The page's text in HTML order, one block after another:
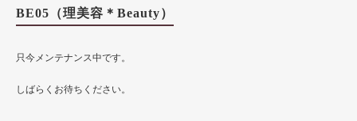
価格表・お支払方法
BE05（理美容＊Beauty）
只今メンテナンス中です。
しばらくお待ちください。